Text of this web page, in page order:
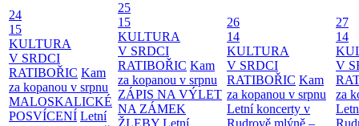
24
15
KULTURA
V SRDCI
RATIBOŘIC Kam
za kopanou v srpnu
MALOSKALICKÉ
POSVÍCENÍ Letní
25
15
KULTURA
V SRDCI
RATIBOŘIC Kam
za kopanou v srpnu
ZÁPIS NA VÝLET
NA ZÁMEK
26
14
KULTURA
V SRDCI
RATIBOŘIC Kam
za kopanou v srpnu
Letní koncerty v
27
14
V
za